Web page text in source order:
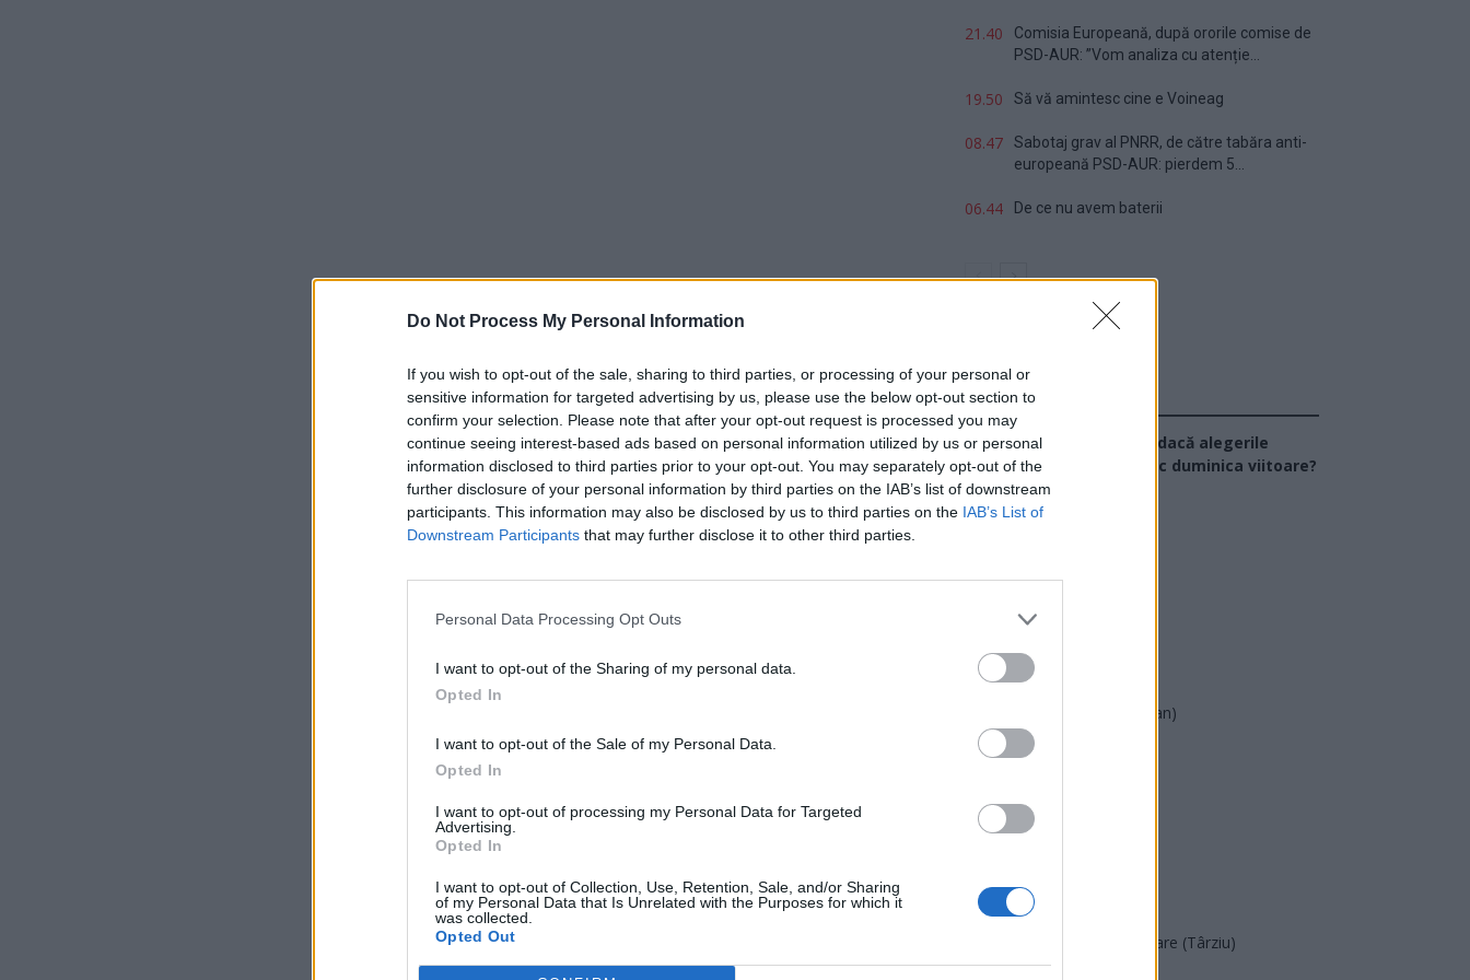
Do Not Process My Personal Information
If you wish to opt-out of the sale, sharing to third parties, or processing of your personal or
sensitive information for targeted advertising by us, please use the below opt-out section to
confirm your selection. Please note that after your opt-out request is processed you may
continue seeing interest-based ads based on personal information utilized by us or personal
information disclosed to third parties prior to your opt-out. You may separately opt-out of the
further disclosure of your personal information by third parties on the IAB’s list of downstream
participants. This information may also be disclosed by us to third parties on the IAB’s List of
Downstream Participants that may further disclose it to other third parties.
Personal Data Processing Opt Outs
I want to opt-out of the Sharing of my personal data.
Opted In
I want to opt-out of the Sale of my Personal Data.
Opted In
I want to opt-out of processing my Personal Data for Targeted
Advertising.
Opted In
I want to opt-out of Collection, Use, Retention, Sale, and/or Sharing
of my Personal Data that Is Unrelated with the Purposes for which it
was collected.
Opted Out
21.40
Comisia Europeană, după ororile comise de
PSD-AUR: ”Vom analiza cu atenție...
19.50 Să vă amintesc cine e Voineag
08.47
Sabotaj grav al PNRR, de către tabăra anti-
europeană PSD-AUR: pierdem 5...
06.44 De ce nu avem baterii
Sondaj
Ce partid ați vota dacă alegerile
parlamentare ar avea loc duminica viitoare?
USR
PSD
AUR
PMP (Tomac)
Forța Dreptei (L. Orban)
PNȚMM
SENS
PACE (Peia)
Acțiunea Conservatoare (Târziu)